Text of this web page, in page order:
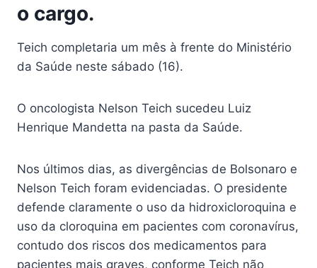
o cargo.
Teich completaria um mês à frente do Ministério
da Saúde neste sábado (16).
O oncologista Nelson Teich sucedeu Luiz
Henrique Mandetta na pasta da Saúde.
Nos últimos dias, as divergências de Bolsonaro e
Nelson Teich foram evidenciadas. O presidente
defende claramente o uso da hidroxicloroquina e
uso da cloroquina em pacientes com coronavírus,
contudo dos riscos dos medicamentos para
pacientes mais graves, conforme Teich não